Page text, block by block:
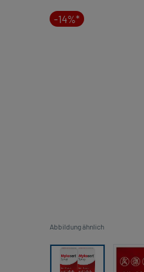
-14%*
Abbildung ähnlich